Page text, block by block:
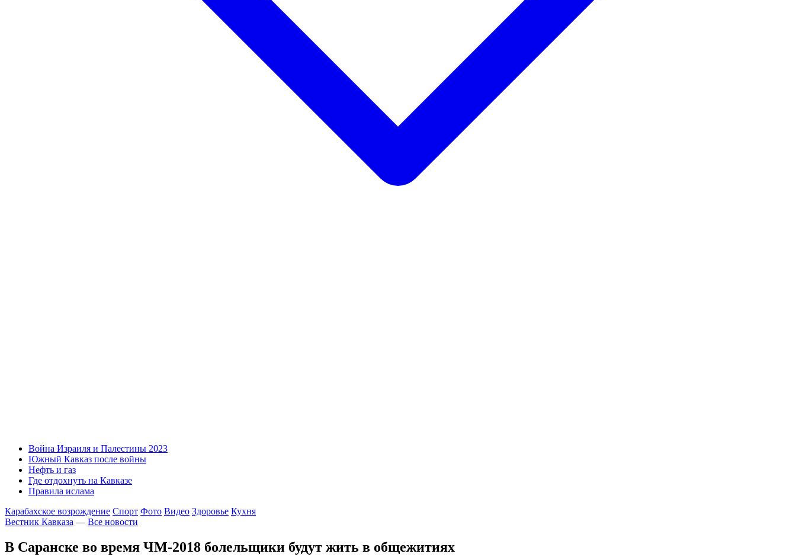
Война Израиля и Палестины 2023
Южный Кавказ после войны
Нефть и газ
Где отдохнуть на Кавказе
Правила ислама
Карабахское возрождение Спорт Фото Видео Здоровье Кухня
Вестник Кавказа — Все новости
В Саранске во время ЧМ-2018 болельщики будут жить в общежитиях